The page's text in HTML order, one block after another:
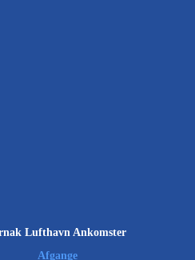
Lufthavn Ankomster
Afgange